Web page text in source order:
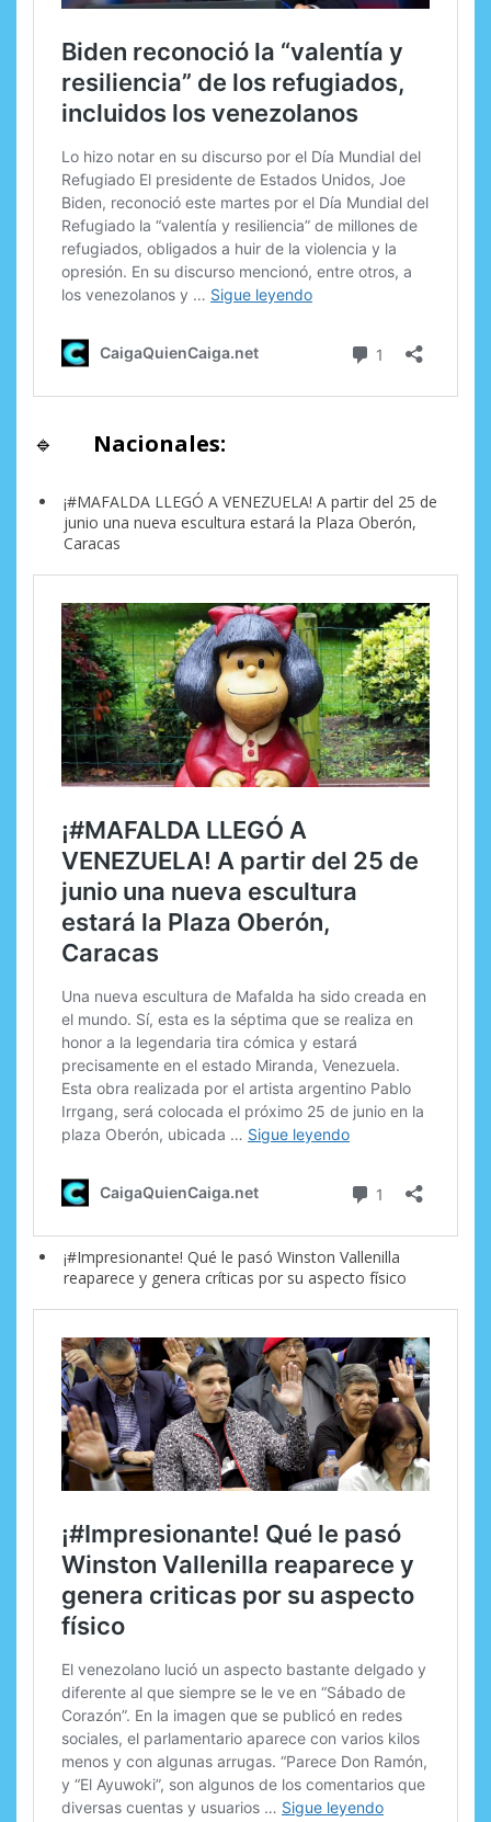
🔹 Nacionales:
¡#MAFALDA LLEGÓ A VENEZUELA! A partir del 25 de
junio una nueva escultura estará la Plaza Oberón,
Caracas
¡#Impresionante! Qué le pasó Winston Vallenilla
reaparece y genera críticas por su aspecto físico